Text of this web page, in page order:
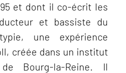
et dont il co-écrit les
et bassiste du
une expérience
créée dans un institut
Bourg-la-Reine. Il